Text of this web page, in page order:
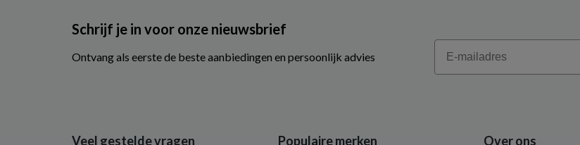
Schrijf je in voor onze nieuwsbrief
Ontvang als eerste de beste aanbiedingen en persoonlijk advies
Email
Veel gestelde vragen Populaire merken Over ons